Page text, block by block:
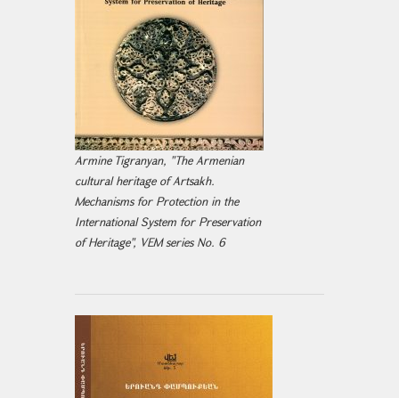
Armine Tigranyan, "The Armenian
cultural heritage of Artsakh.
Mechanisms for Protection in the
International System for Preservation
of Heritage", VEM series No. 6